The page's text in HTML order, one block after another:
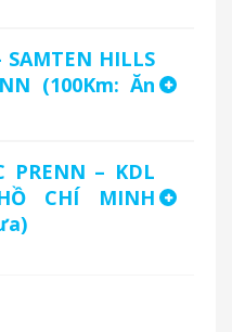
SAMTEN HILLS
(100Km: Ăn
PRENN – KDL
CHÍ MINH